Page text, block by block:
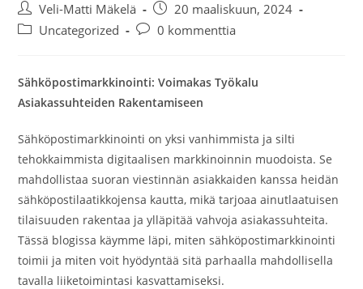
Artikkelin
kirjoittaja:
Veli-Matti Mäkelä
Artikkeli
julkaistu:
20 maaliskuun, 2024
Artikkelin
Uncategorized
Artikkelin
0 kommenttia
Sähköpostimarkkinointi: Voimakas Työkalu
Asiakassuhteiden Rakentamiseen
Sähköpostimarkkinointi on yksi vanhimmista ja silti
tehokkaimmista digitaalisen markkinoinnin muodoista. Se
mahdollistaa suoran viestinnän asiakkaiden kanssa heidän
sähköpostilaatikkojensa kautta, mikä tarjoaa ainutlaatuisen
tilaisuuden rakentaa ja ylläpitää vahvoja asiakassuhteita.
Tässä blogissa käymme läpi, miten sähköpostimarkkinointi
toimii ja miten voit hyödyntää sitä parhaalla mahdollisella
tavalla liiketoimintasi kasvattamiseksi.